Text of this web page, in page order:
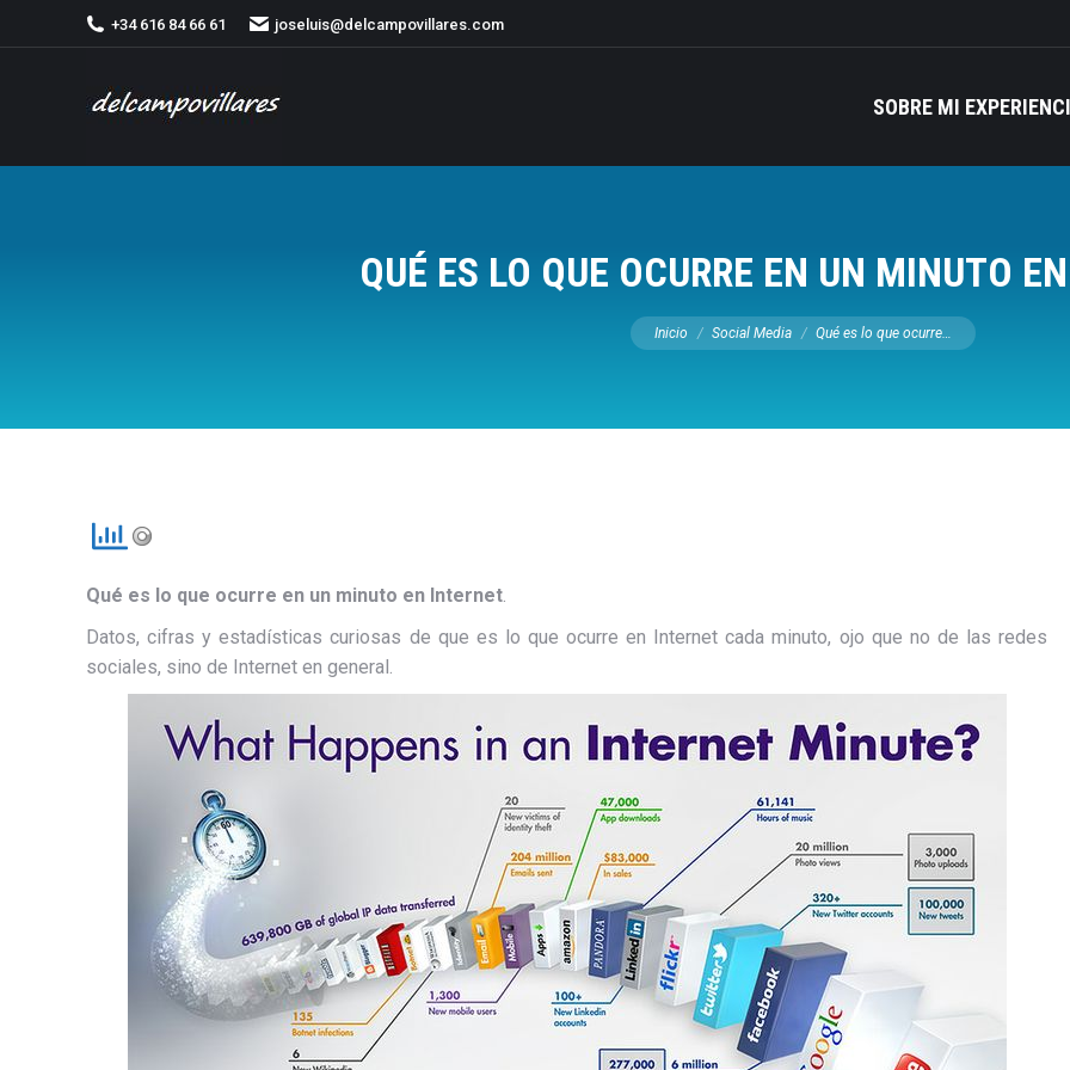
+34 616 84 66 61 joseluis@delcampovillares.com
SOBRE MI
QUÉ ES LO QUE OCURRE EN UN MINUTO
Estás aquí:
Inicio Social Media Qué es lo que ocurre…
Qué es lo que ocurre en un minuto en Internet.
Datos, cifras y estadísticas curiosas de que es lo que ocurre en Internet cada minuto, ojo que no de las redes
sociales, sino de Internet en general.